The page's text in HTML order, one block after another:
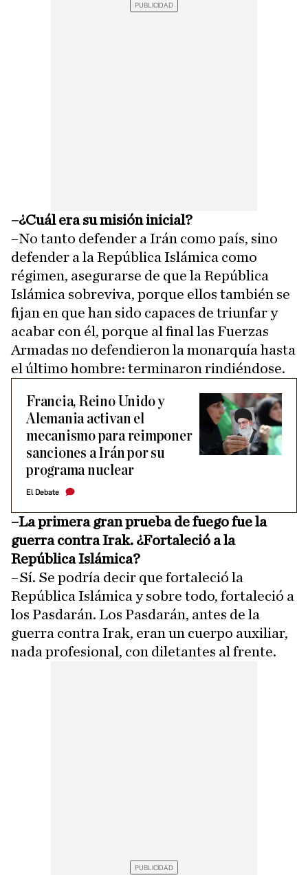
–¿Cuál era su misión inicial?
–No tanto defender a Irán como país, sino
defender a la República Islámica como
régimen, asegurarse de que la República
Islámica sobreviva, porque ellos también se
fijan en que han sido capaces de triunfar y
acabar con él, porque al final las Fuerzas
Armadas no defendieron la monarquía hasta
el último hombre: terminaron rindiéndose.
Francia, Reino Unido y
Alemania activan el
mecanismo para reimponer
sanciones a Irán por su
programa nuclear
El Debate
–La primera gran prueba de fuego fue la
guerra contra Irak. ¿Fortaleció a la
República Islámica?
–Sí. Se podría decir que fortaleció la
República Islámica y sobre todo, fortaleció a
los Pasdarán. Los Pasdarán, antes de la
guerra contra Irak, eran un cuerpo auxiliar,
nada profesional, con diletantes al frente.